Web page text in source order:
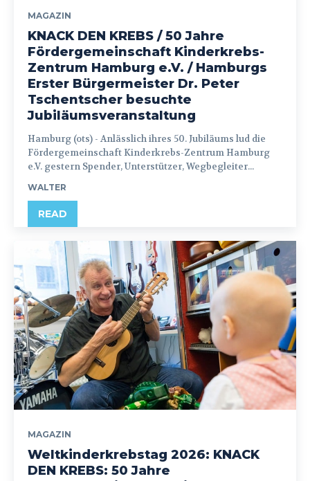
MAGAZIN
KNACK DEN KREBS / 50 Jahre
Fördergemeinschaft Kinderkrebs-
Zentrum Hamburg e.V. / Hamburgs
Erster Bürgermeister Dr. Peter
Tschentscher besuchte
Jubiläumsveranstaltung
Hamburg (ots) - Anlässlich ihres 50. Jubiläums lud die
Fördergemeinschaft Kinderkrebs-Zentrum Hamburg
e.V. gestern Spender, Unterstützer, Wegbegleiter...
WALTER
READ
MAGAZIN
Weltkinderkrebstag 2026: KNACK
DEN KREBS: 50 Jahre